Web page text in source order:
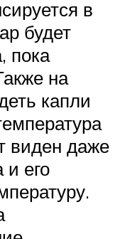
в
будет
пока
на
капли
виден даже
и его